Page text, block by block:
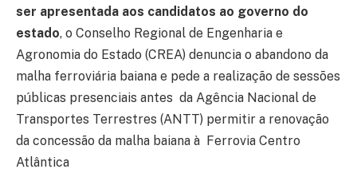
ser apresentada aos candidatos ao governo do
estado, o Conselho Regional de Engenharia e
Agronomia do Estado (CREA) denuncia o abandono da
malha ferroviária baiana e pede a realização de sessões
públicas presenciais antes da Agência Nacional de
Transportes Terrestres (ANTT) permitir a renovação
da concessão da malha baiana à Ferrovia Centro
Atlântica